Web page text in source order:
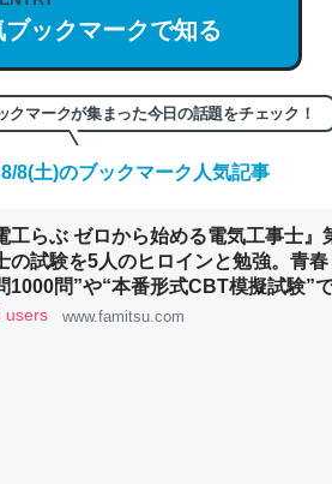
れは良記事。32768トークンだと英語小説
伏線」は回収されないけど、短期記憶とい
すく強くなりそう
虫ってカルシウム少ないのか。知らんか
ニュース :: 【研究発表】昆虫学の大問題＝「昆虫
ブックマークで知る
クマークが集まった今日の話題をチェック！
8(土)のブックマーク人気記事
工らぶ ゼロから始める電気工事士』
の試験を5人のヒロインと勉強。青
1000問”や“本番形式CBT模擬試験”
ノベルゲーム | ゲーム・エンタメ最新
users www.famitsu.com